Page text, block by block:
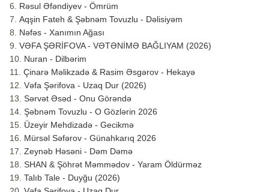
Rəsul Əfəndiyev - Ömrüm
Aqşin Fateh & Şəbnəm Tovuzlu - Dəlisiyəm
Nəfəs - Xanımın Ağası
VƏFA ŞƏRİFOVA - VƏTƏNİMƏ BAĞLIYAM (2026)
Nuran - Dilbərim
Çinarə Məlikzadə & Rasim Əsgərov - Hekayə
Vəfa Şərifova - Uzaq Dur (2026)
Sərvət Əsəd - Onu Görəndə
Şəbnəm Tovuzlu - O Gözlərin 2026
Üzeyir Mehdizadə - Gecikmə
Mürsəl Səfərov - Günahkarıq 2026
Zeynəb Həsəni - Dəm Dəmə
SHAN & Şöhrət Məmmədov - Yaram Öldürməz
Talıb Tale - Duyğu (2026)